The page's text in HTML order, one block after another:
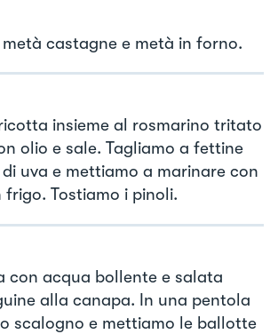
castagne e metà in forno.
insieme al rosmarino tritato
olio e sale. Tagliamo a fettine
uva e mettiamo a marinare con
frigo. Tostiamo i pinoli.
con acqua bollente e salata
alla canapa. In una pentola
scalogno e mettiamo le ballotte